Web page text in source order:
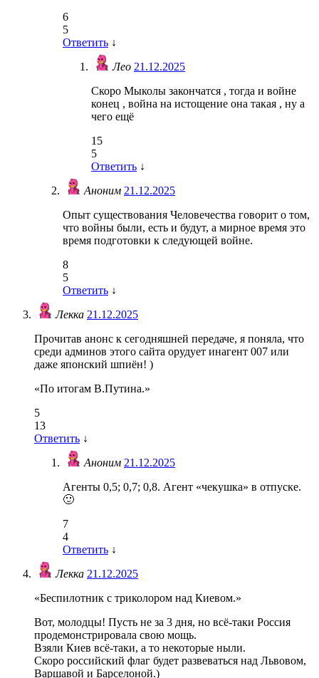
6
5
Ответить ↓
Лео 21.12.2025
Скоро Мыколы закончатся , тогда и войне
конец , война на истощение она такая , ну а
чего ещё
15
5
Ответить ↓
Аноним 21.12.2025
Опыт существования Человечества говорит о том,
что войны были, есть и будут, а мирное время это
время подготовки к следующей войне.
8
5
Ответить ↓
Лекка 21.12.2025
Прочитав анонс к сегодняшней передаче, я поняла, что
среди админов этого сайта орудует инагент 007 или
даже японский шпиён! )
«По итогам В.Путина.»
5
13
Ответить ↓
Аноним 21.12.2025
Агенты 0,5; 0,7; 0,8. Агент «чекушка» в отпуске.
🙂
7
4
Ответить ↓
Лекка 21.12.2025
«Беспилотник с триколором над Киевом.»
Вот, молодцы! Пусть не за 3 дня, но всё-таки Россия
продемонстрировала свою мощь.
Взяли Киев всё-таки, а то некоторые ныли.
Скоро российский флаг будет развеваться над Львовом,
Варшавой и Барселоной.)